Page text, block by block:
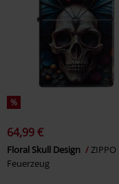
%
64,99 €
Floral Skull Design
ZIPPO
Feuerzeug